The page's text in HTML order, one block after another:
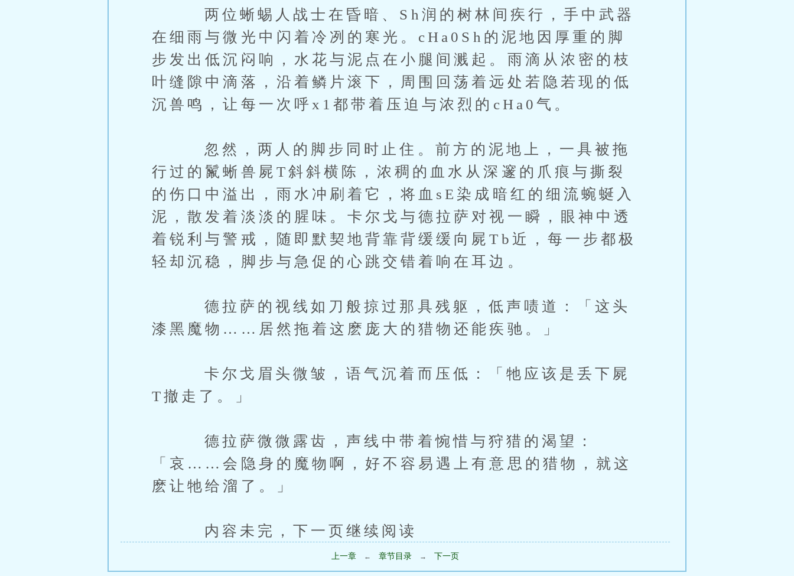
两位蜥蜴人战士在昏暗、Sh润的树林间疾行，手中武器
在细雨与微光中闪着冷冽的寒光。cHa0Sh的泥地因厚重的脚
步发出低沉闷响，水花与泥点在小腿间溅起。雨滴从浓密的枝
叶缝隙中滴落，沿着鳞片滚下，周围回荡着远处若隐若现的低
沉兽鸣，让每一次呼x1都带着压迫与浓烈的cHa0气。
忽然，两人的脚步同时止住。前方的泥地上，一具被拖
行过的鬣蜥兽屍T斜斜横陈，浓稠的血水从深邃的爪痕与撕裂
的伤口中溢出，雨水冲刷着它，将血sE染成暗红的细流蜿蜒入
泥，散发着淡淡的腥味。卡尔戈与德拉萨对视一瞬，眼神中透
着锐利与警戒，随即默契地背靠背缓缓向屍Tb近，每一步都极
轻却沉稳，脚步与急促的心跳交错着响在耳边。
德拉萨的视线如刀般掠过那具残躯，低声啧道：「这头
漆黑魔物……居然拖着这麽庞大的猎物还能疾驰。」
卡尔戈眉头微皱，语气沉着而压低：「牠应该是丢下屍
T撤走了。」
德拉萨微微露齿，声线中带着惋惜与狩猎的渴望：
「哀……会隐身的魔物啊，好不容易遇上有意思的猎物，就这
麽让牠给溜了。」
内容未完，下一页继续阅读
上一章 ← 章节目录 → 下一页